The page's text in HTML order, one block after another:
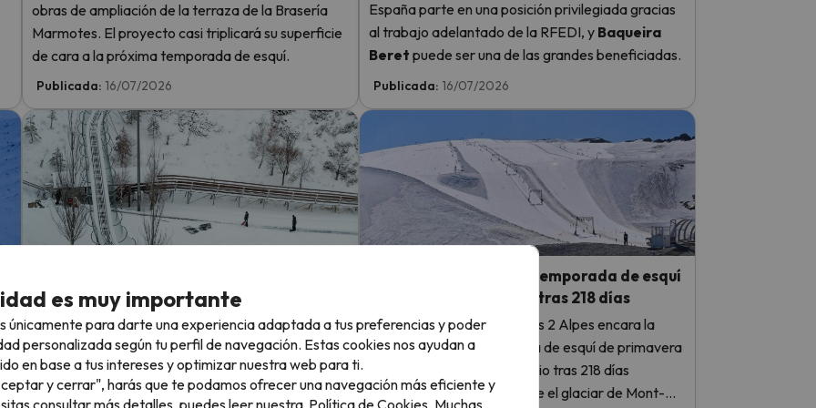
obras de ampliación de la terraza de la Brasería
Marmotes. El proyecto casi triplicará su superficie
de cara a la próxima temporada de esquí.
Publicada: 16/07/2026
España parte en una posición privilegiada gracias
al trabajo adelantado de la RFEDI, y Baqueira
Beret puede ser una de las grandes beneficiadas.
Publicada: 16/07/2026
más y una inversión de 42 millones
La estación granadina afronta la temporada
2026-2027 con una inversión que supera los 42
millones de euros.
Les 2 Alpes cerrará su temporada de esquí
de verano el 31 de julio tras 218 días
La estación francesa de Les 2 Alpes encara la
recta final de su temporada de esquí de primavera
y verano: cerrará el 31 de julio tras 218 días
consecutivos de nieve sobre el glaciar de Mont-
es muy importante
únicamente para darte una experiencia adaptada a tus preferencias y poder
personalizada según tu perfil de navegación. Estas cookies nos ayudan a
en base a tus intereses y optimizar nuestra web para ti.
y cerrar", harás que te podamos ofrecer una navegación más eficiente y
consultar más detalles, puedes leer nuestra Política de Cookies. Muchas